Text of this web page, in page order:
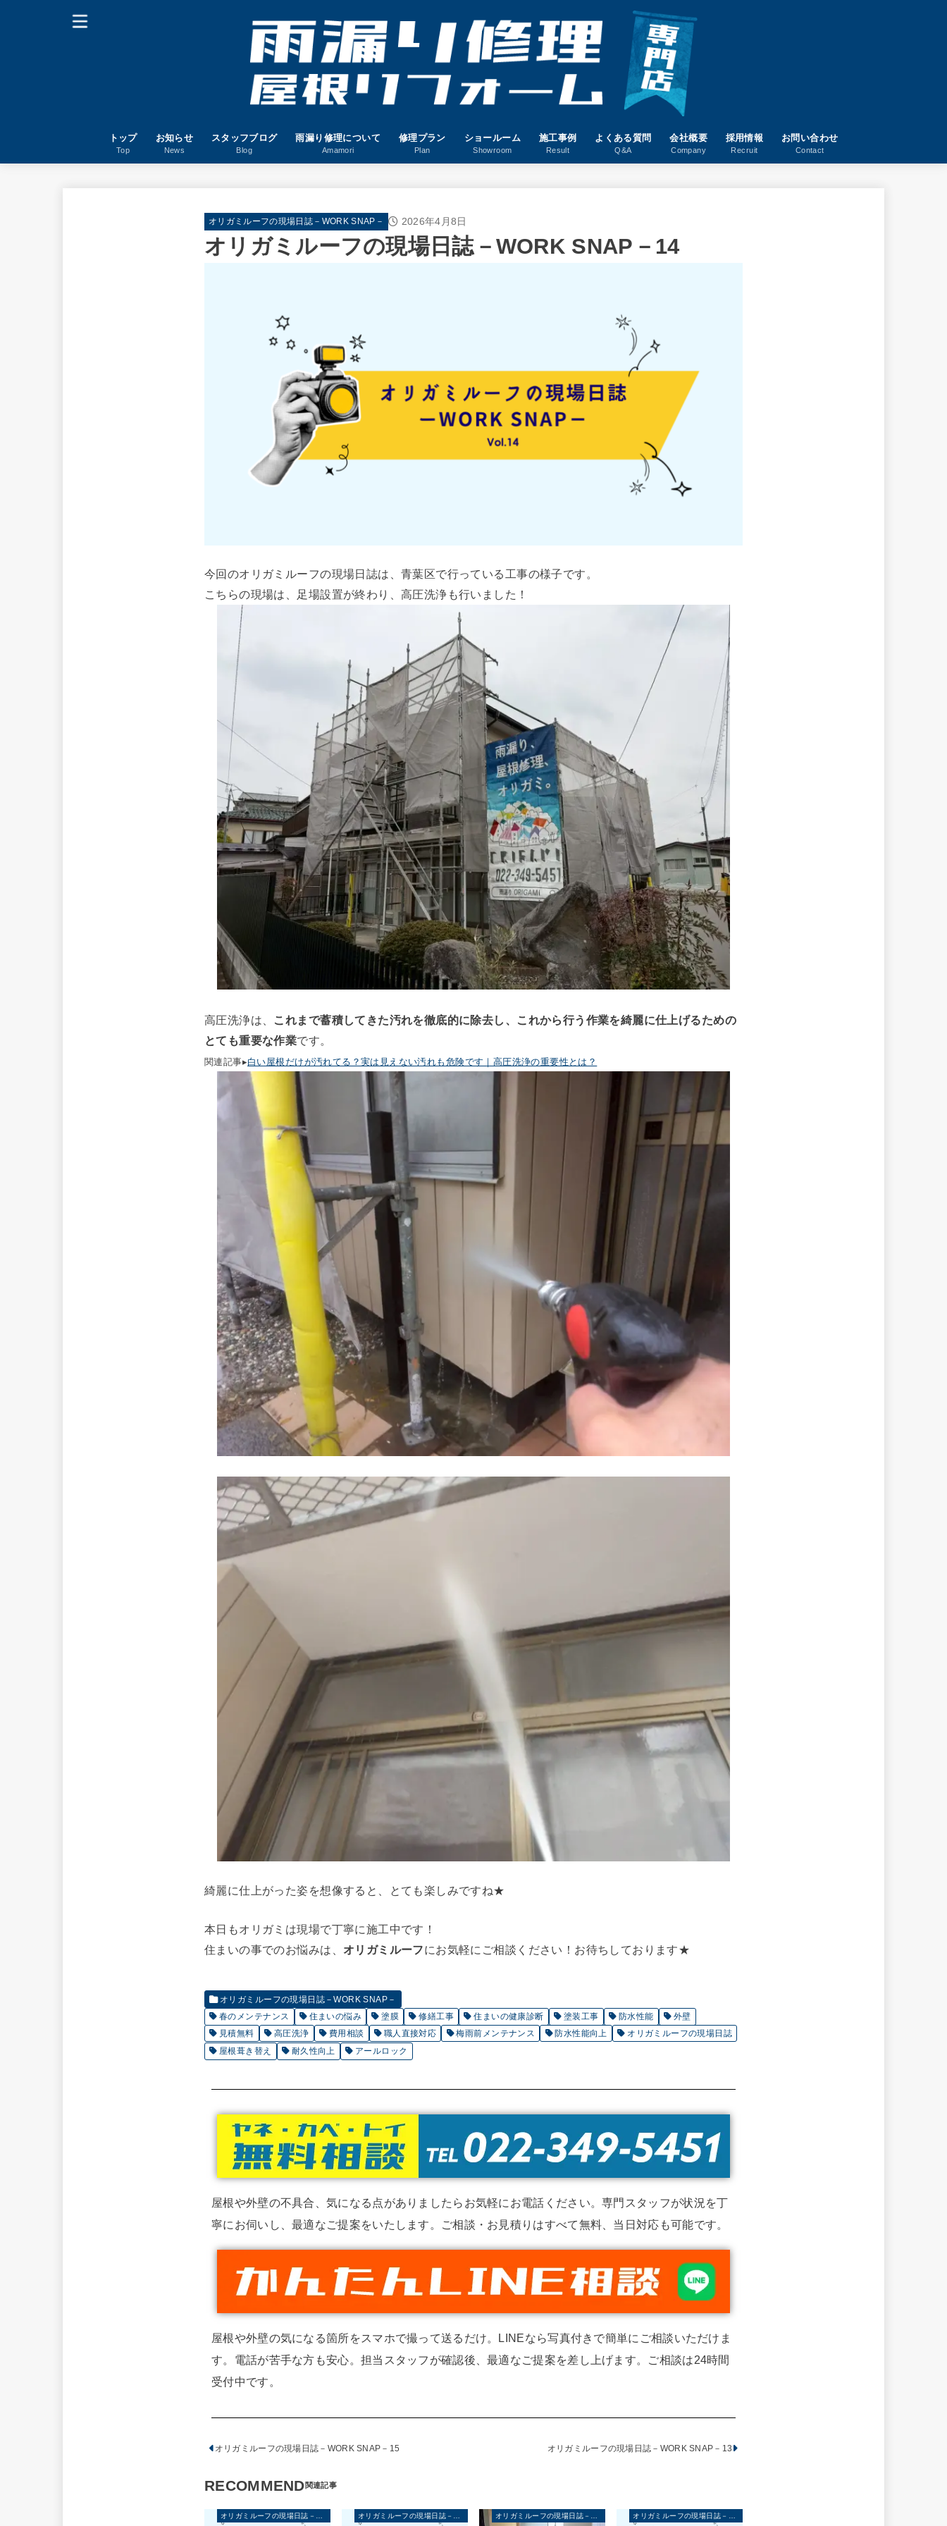
トップ
Top
お知らせ
News
スタッフブログ
Blog
雨漏り修理について
Amamori
修理プラン
Plan
ショールーム
Showroom
施工事例
Result
よくある質問
Q&A
会社概要
Company
採用情報
Recruit
お問い合わせ
Contact
オリガミルーフの現場日誌－WORK SNAP－ 2026年4月8日
オリガミルーフの現場日誌－WORK SNAP－14
今回のオリガミルーフの現場日誌は、青葉区で行っている工事の様子です。
こちらの現場は、足場設置が終わり、高圧洗浄も行いました！
高圧洗浄は、 これまで蓄積してきた汚れを徹底的に除去し、これから行う作業を綺麗に仕上げるための
とても重要な作業です。
関連記事▸白い屋根だけが汚れてる？実は見えない汚れも危険です｜高圧洗浄の重要性とは？
綺麗に仕上がった姿を想像すると、とても楽しみですね★
本日もオリガミは現場で丁寧に施工中です！
住まいの事でのお悩みは、 オリガミルーフにお気軽にご相談ください！お待ちしております★
オリガミルーフの現場日誌－WORK SNAP－
春のメンテナンス
住まいの悩み 塗膜 修繕工事 住まいの健康診断 塗装工事 防水性能
外壁
見積無料
高圧洗浄 費用相談 職人直接対応 梅雨前メンテナンス 防水性能向上
オリガミルーフの現場日誌
屋根葺き替え
耐久性向上 アールロック
屋根や外壁の不具合、気になる点がありましたらお気軽にお電話ください。専門スタッフが状況を丁
寧にお伺いし、最適なご提案をいたします。ご相談・お見積りはすべて無料、当日対応も可能です。
屋根や外壁の気になる箇所をスマホで撮って送るだけ。LINEなら写真付きで簡単にご相談いただけま
す。電話が苦手な方も安心。担当スタッフが確認後、最適なご提案を差し上げます。ご相談は24時間
受付中です。
オリガミルーフの現場日誌－WORK SNAP－15 オリガミルーフの現場日誌－WORK SNAP－13
RECOMMEND
オリガミルーフの現場日誌－WORK SNAP－ オリガミルーフの現場日誌－WORK SNAP－ オリガミルーフの現場日誌－WORK SNAP－ オリガミルーフの現場日誌－WORK SNAP－